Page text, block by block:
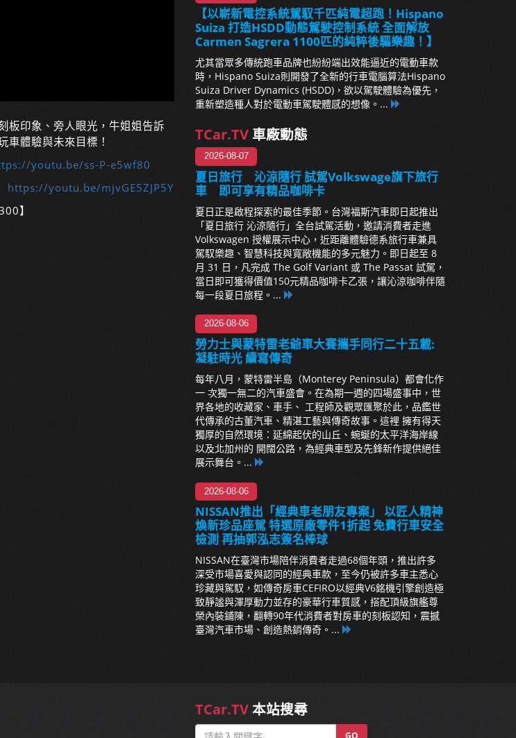
板印象、旁人眼光，牛姐姐告訴
車體驗與未來目標！
youtu.be/ss-P-e5wf80
https://youtu.be/mjvGE5ZJP5Y
】
【以嶄新電控系統駕馭千匹純電超跑！Hispano
Suiza 打造HSDD動態駕駛控制系統 全面解放
Carmen Sagrera 1100匹的純粹後驅樂趣！】
尤其當眾多傳統跑車品牌也紛紛端出效能逼近的電動車款
時，Hispano Suiza則開發了全新的行車電腦算法Hispano
Suiza Driver Dynamics (HSDD)，欲以駕駛體驗為優先，
重新塑造種人對於電動車駕駛體感的想像。...
TCar.TV 車廠動態
2026-08-07
夏日旅行 沁涼隨行 試駕Volkswage旗下旅行
車 即可享有精品咖啡卡
夏日正是啟程探索的最佳季節。台灣福斯汽車即日起推出
「夏日旅行 沁涼隨行」全台試駕活動，邀請消費者走進
Volkswagen 授權展示中心，近距離體驗德系旅行車兼具
駕馭樂趣、智慧科技與寬敞機能的多元魅力。即日起至 8
月 31 日，凡完成 The Golf Variant 或 The Passat 試駕，
當日即可獲得價值150元精品咖啡卡乙張，讓沁涼咖啡伴隨
每一段夏日旅程。...
2026-08-06
勞力士與蒙特雷老爺車大賽攜手同行二十五載:
凝駐時光 續寫傳奇
每年八月，蒙特雷半島（Monterey Peninsula）都會化作
一 次獨一無二的汽車盛會。在為期一週的四場盛事中，世
界各地的收藏家、車手、 工程師及觀眾匯聚於此，品鑑世
代傳承的古董汽車、精湛工藝與傳奇故事。這裡 擁有得天
獨厚的自然環境：延綿起伏的山丘、蜿蜒的太平洋海岸線
以及北加州的 開闊公路，為經典車型及先鋒新作提供絕佳
展示舞台。...
2026-08-06
NISSAN推出「經典車老朋友專案」 以匠人精神
煥新珍品座駕 特選原廠零件1折起 免費行車安全
檢測 再抽郭泓志簽名棒球
NISSAN在臺灣市場陪伴消費者走過68個年頭，推出許多
深受市場喜愛與認同的經典車款，至今仍被許多車主悉心
珍藏與駕馭，如傳奇房車CEFIRO以經典V6銘機引擎創造極
致靜謐與渾厚動力並存的豪華行車質感，搭配頂級旗艦尊
榮內裝鋪陳，翻轉90年代消費者對房車的刻板認知，震撼
臺灣汽車市場、創造熱銷傳奇。...
TCar.TV本站搜尋